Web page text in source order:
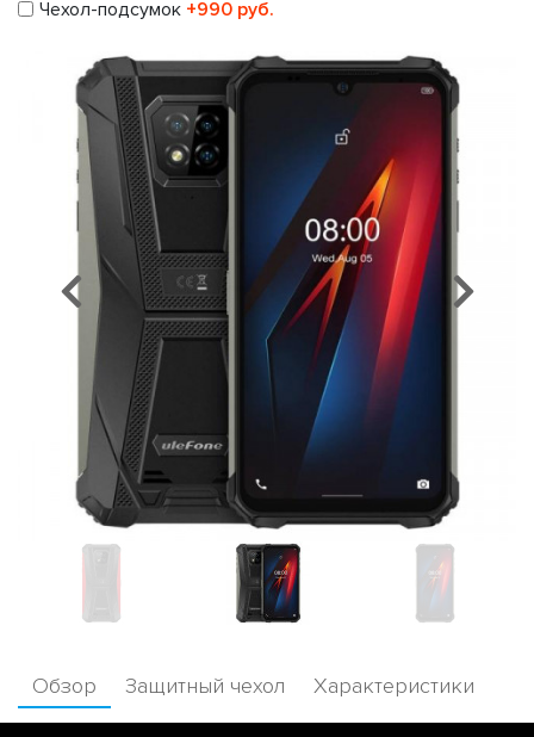
Предыдущий
Чехол-подсумок +990 руб.
Обзор Защитный чехол Характеристики